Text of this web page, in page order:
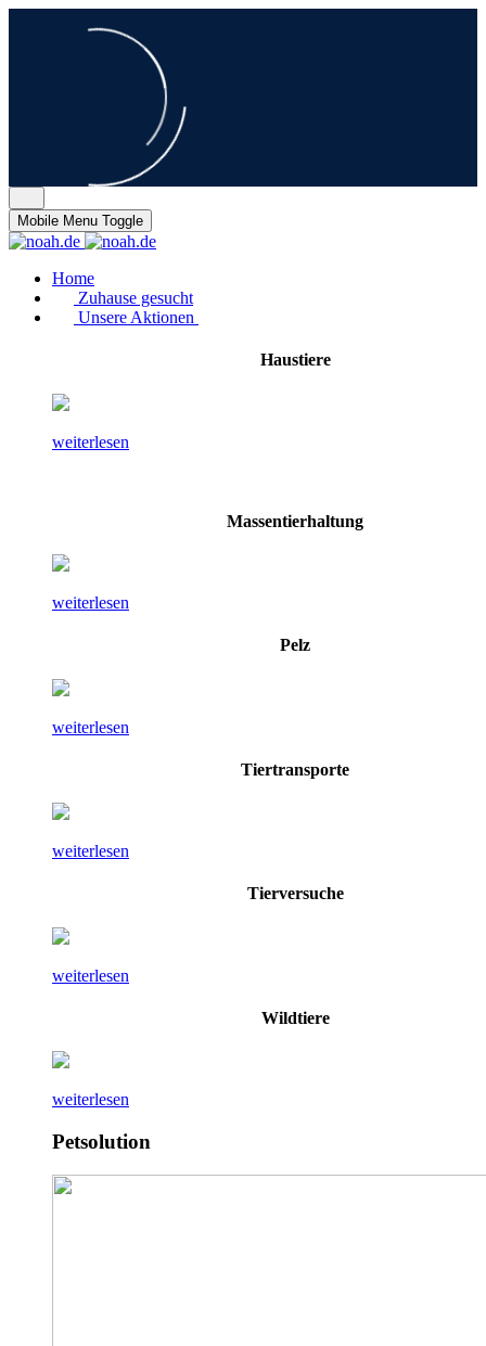
Mobile Menu Toggle
Home
Zuhause gesucht
Unsere Aktionen
Haustiere
weiterlesen
Massentierhaltung
weiterlesen
Pelz
weiterlesen
Tiertransporte
weiterlesen
Tierversuche
weiterlesen
Wildtiere
weiterlesen
Petsolution